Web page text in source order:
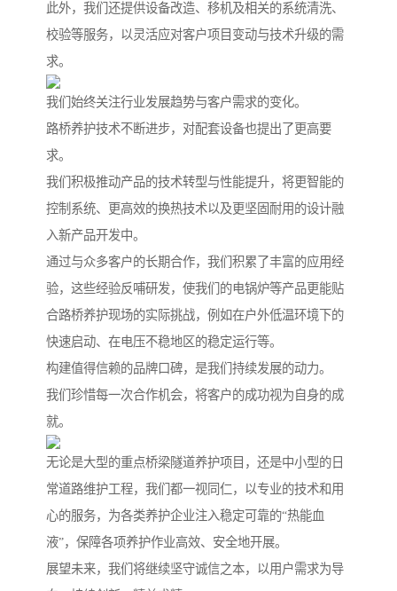
此外，我们还提供设备改造、移机及相关的系统清洗、
校验等服务，以灵活应对客户项目变动与技术升级的需
求。
我们始终关注行业发展趋势与客户需求的变化。
路桥养护技术不断进步，对配套设备也提出了更高要
求。
我们积极推动产品的技术转型与性能提升，将更智能的
控制系统、更高效的换热技术以及更坚固耐用的设计融
入新产品开发中。
通过与众多客户的长期合作，我们积累了丰富的应用经
验，这些经验反哺研发，使我们的电锅炉等产品更能贴
合路桥养护现场的实际挑战，例如在户外低温环境下的
快速启动、在电压不稳地区的稳定运行等。
构建值得信赖的品牌口碑，是我们持续发展的动力。
我们珍惜每一次合作机会，将客户的成功视为自身的成
就。
无论是大型的重点桥梁隧道养护项目，还是中小型的日
常道路维护工程，我们都一视同仁，以专业的技术和用
心的服务，为各类养护企业注入稳定可靠的“热能血
液”，保障各项养护作业高效、安全地开展。
展望未来，我们将继续坚守诚信之本，以用户需求为导